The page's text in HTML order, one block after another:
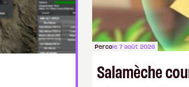
Percole 7 août 2026
Salamèche